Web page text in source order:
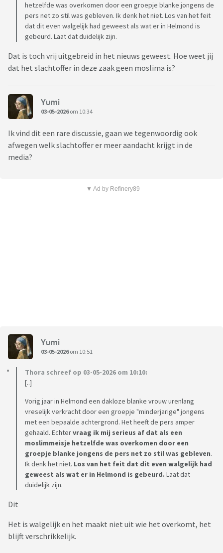
hetzelfde was overkomen door een groepje blanke jongens de
pers net zo stil was gebleven. Ik denk het niet. Los van het feit
dat dit even walgelijk had geweest als wat er in Helmond is
gebeurd. Laat dat duidelijk zijn.
Dat is toch vrij uitgebreid in het nieuws geweest. Hoe weet jij
dat het slachtoffer in deze zaak geen moslima is?
Yumi
03-05-2026om 10:34
Ik vind dit een rare discussie, gaan we tegenwoordig ook
afwegen welk slachtoffer er meer aandacht krijgt in de
media?
▼ Ad by Refinery89
Yumi
03-05-2026om 10:51
Thora schreef op 03-05-2026 om 10:10:
[..]
Vorig jaar in Helmond een dakloze blanke vrouw urenlang
vreselijk verkracht door een groepje "minderjarige" jongens
met een bepaalde achtergrond. Het heeft de pers amper
gehaald. Echtervraag ik mij serieus af dat als een
moslimmeisje hetzelfde was overkomen door een
groepje blanke jongens de pers net zo stil was gebleven.
Ik denk het niet. Los van het feit dat dit even walgelijk had
geweest als wat er in Helmond is gebeurd. Laat dat
duidelijk zijn.
Dit
Het is walgelijk en het maakt niet uit wie het overkomt, het
blijft verschrikkelijk.